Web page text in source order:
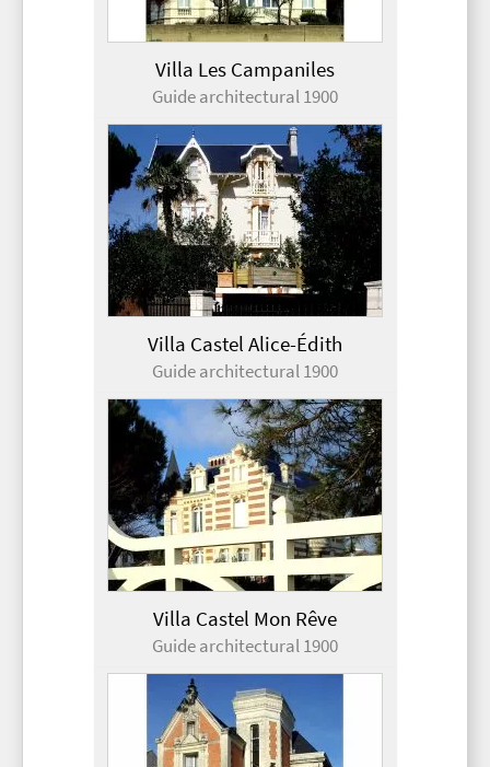
Villa Les Campaniles
Guide architectural 1900
Villa Castel Alice-Édith
Guide architectural 1900
Villa Castel Mon Rêve
Guide architectural 1900